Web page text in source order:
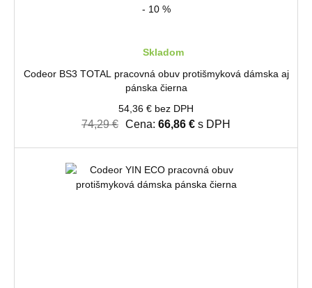
- 10 %
Skladom
Codeor BS3 TOTAL pracovná obuv protišmyková dámska aj
pánska čierna
54,36 € bez DPH
74,29 € Cena: 66,86 € s DPH